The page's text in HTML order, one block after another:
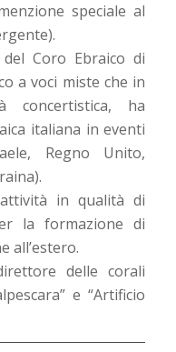
speciale al
Coro Ebraico di
a voci miste che in
ha
italiana in eventi
Regno Unito,
in qualità di
la formazione di
all’estero.
delle corali
e “Artificio